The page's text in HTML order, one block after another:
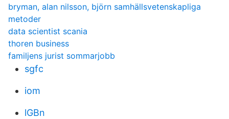
bryman, alan nilsson, björn samhällsvetenskapliga
metoder
data scientist scania
thoren business
familjens jurist sommarjobb
sgfc
iom
lGBn